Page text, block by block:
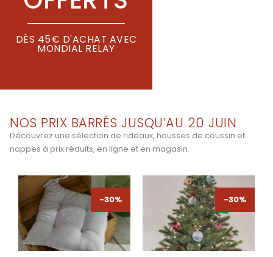
DÈS 45€ D'ACHAT AVEC
MONDIAL RELAY
NOS PRIX BARRÉS JUSQU’AU 20 JUIN
Découvrez une sélection de rideaux, housses de coussin et
nappes à prix réduits, en ligne et en magasin.
-30%
-30% -30%
-30%